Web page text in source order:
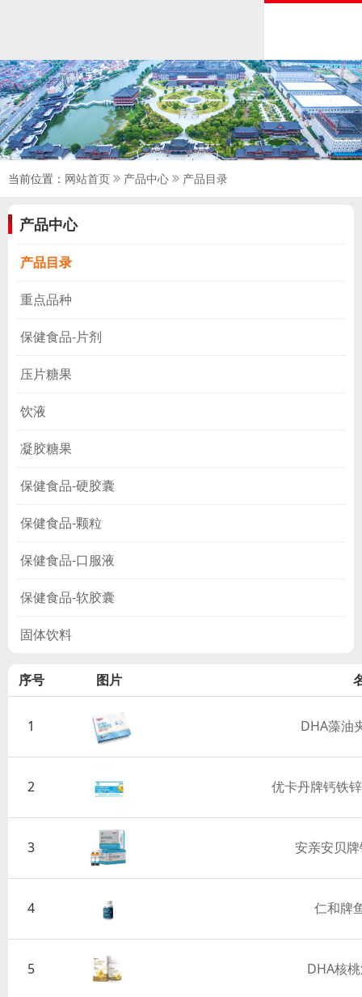
当前位置： 网站首页 产品中心 产品目录
产品中心
产品目录
重点品种
保健食品-片剂
压片糖果
饮液
凝胶糖果
保健食品-硬胶囊
保健食品-颗粒
保健食品-口服液
保健食品-软胶囊
固体饮料
序号 图片
1 DHA藻油
2 优卡丹牌钙铁
3 安亲安贝
4 仁和牌
5 DHA核